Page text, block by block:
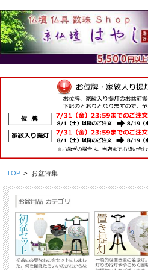
TOP > お盆特集